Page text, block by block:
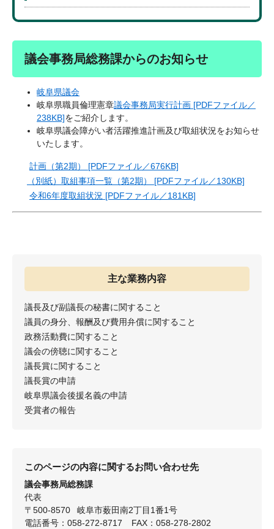
議会事務局総務課からのお知らせ
岐阜県議会
岐阜県職員倫理憲章議会事務局実行計画 [PDFファイル／
238KB]をご紹介します。
岐阜県議会障がい者活躍推進計画及び取組状況をお知らせ
いたします。
計画（第2期） [PDFファイル／676KB]
（別紙）取組事項一覧（第2期） [PDFファイル／130KB]
令和6年度取組状況 [PDFファイル／181KB]
主な業務内容
議長及び副議長の秘書に関すること
議員の身分、報酬及び費用弁償に関すること
政務活動費に関すること
議会の傍聴に関すること
議長賞に関すること
議長賞の申請
岐阜県議会後援名義の申請
受賞者の報告
このページの内容に関するお問い合わせ先
議会事務局総務課
代表
〒500-8570
岐阜市薮田南2丁目1番1号
電話番号：058-272-8717
FAX：058-278-2802